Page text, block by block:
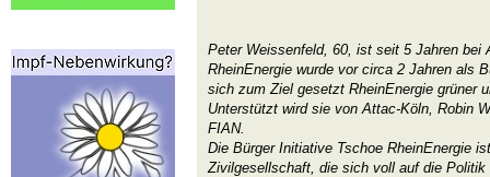
Peter Weissenfeld, 60, ist seit 5 Jahren bei
RheinEnergie wurde vor circa 2 Jahren als
sich zum Ziel gesetzt RheinEnergie grüner
Unterstützt wird sie von Attac-Köln, Robin
FIAN.
Die Bürger Initiative Tschoe RheinEnergie
Zivilgesellschaft, die sich voll auf die Politik